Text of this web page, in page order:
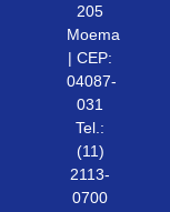
205
Moema
| CEP:
04087-
031
Tel.:
(11)
2113-
0700